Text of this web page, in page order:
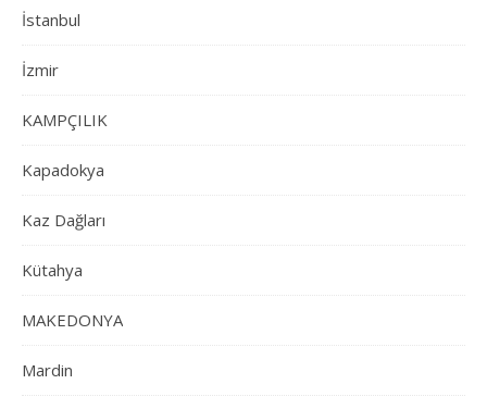
İstanbul
İzmir
KAMPÇILIK
Kapadokya
Kaz Dağları
Kütahya
MAKEDONYA
Mardin